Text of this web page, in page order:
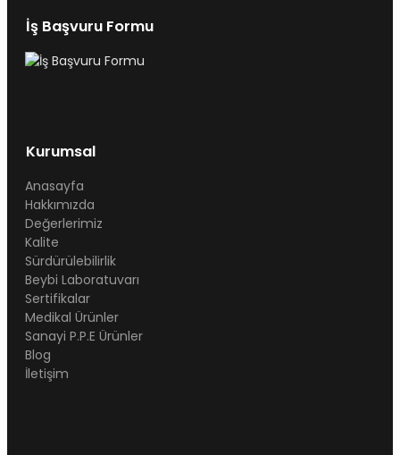
İş Başvuru Formu
Kurumsal
Anasayfa
Hakkımızda
Değerlerimiz
Kalite
Sürdürülebilirlik
Beybi Laboratuvarı
Sertifikalar
Medikal Ürünler
Sanayi P.P.E Ürünler
Blog
İletişim